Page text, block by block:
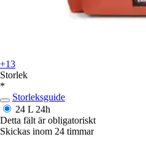
+13
Storlek
*
Storleksguide
24 L 24h
Detta fält är obligatoriskt
Skickas inom 24 timmar